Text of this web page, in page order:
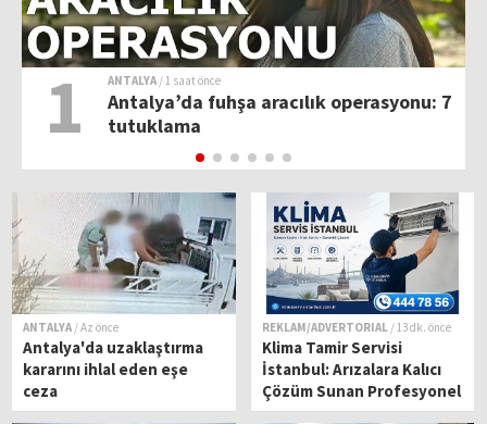
1 ANTALYA / 1 saat önce
Antalya’da fuhşa aracılık operasyonu: 7
tutuklama
ANTALYA / Az önce
Antalya'da uzaklaştırma
kararını ihlal eden eşe
ceza
REKLAM/ADVERTORIAL / 13 dk. önce
Klima Tamir Servisi
İstanbul: Arızalara Kalıcı
Çözüm Sunan Profesyonel
Servis Rehberi